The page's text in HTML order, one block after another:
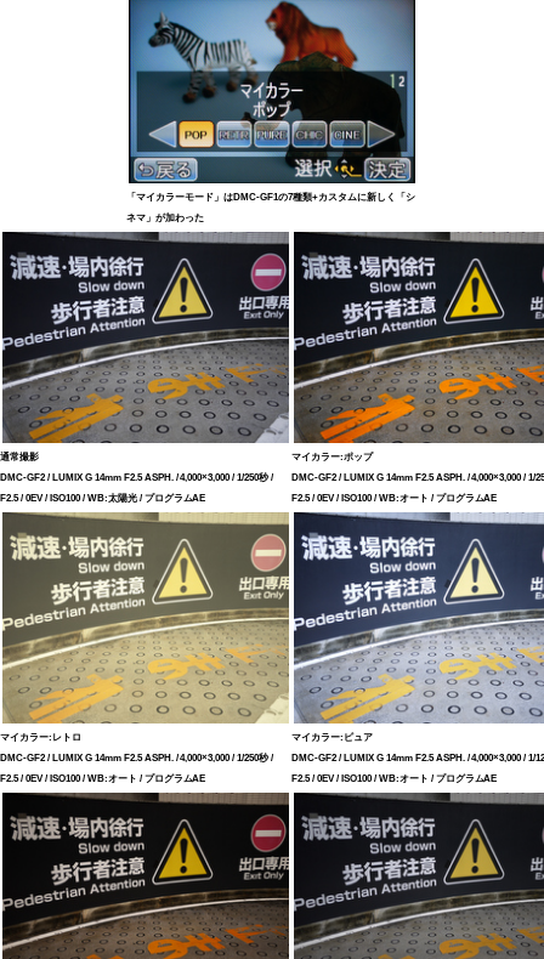
「マイカラーモード」はDMC-GF1の7種類+カスタムに新しく「シ
ネマ」が加わった
通常撮影
DMC-GF2 / LUMIX G 14mm F2.5 ASPH. / 4,000×3,000 / 1/250秒 /
F2.5 / 0EV / ISO100 / WB:太陽光 / プログラムAE
マイカラー:ポップ
DMC-GF2 / LUMIX G 14mm F2.5 ASPH. / 4,000×3,000 / 1/
F2.5 / 0EV / ISO100 / WB:オート / プログラムAE
マイカラー:レトロ
DMC-GF2 / LUMIX G 14mm F2.5 ASPH. / 4,000×3,000 / 1/250秒 /
F2.5 / 0EV / ISO100 / WB:オート / プログラムAE
マイカラー:ピュア
DMC-GF2 / LUMIX G 14mm F2.5 ASPH. / 4,000×3,000 / 1/
F2.5 / 0EV / ISO100 / WB:オート / プログラムAE